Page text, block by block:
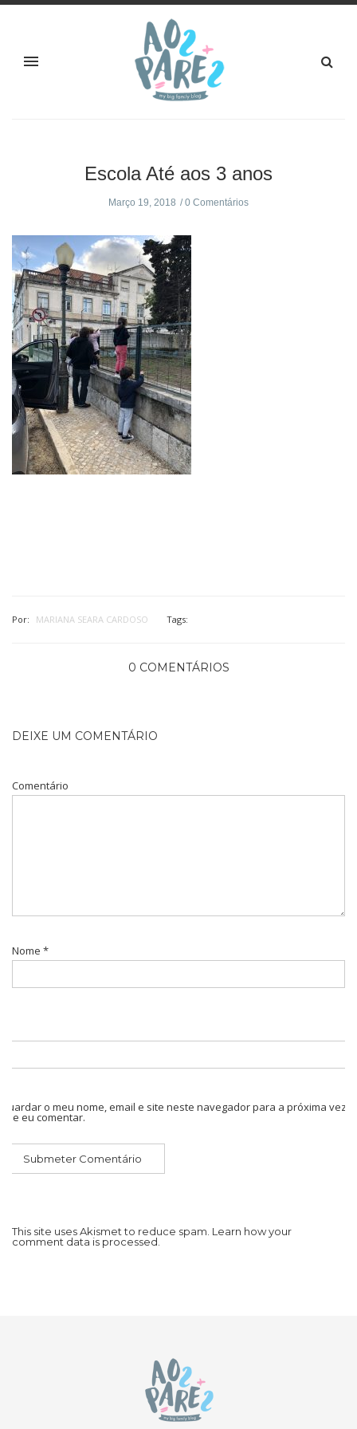
Escola Até aos 3 anos
Março 19, 2018 0 Comentários
Por: MARIANA SEARA CARDOSO Tags:
0 COMENTÁRIOS
DEIXE UM COMENTÁRIO
Comentário
Nome *
Guardar o meu nome, email e site neste navegador para a próxima vez
que eu comentar.
This site uses Akismet to reduce spam. Learn how your
comment data is processed.